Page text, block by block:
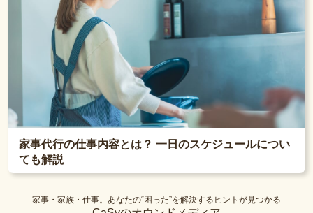
家事代行の仕事内容とは？ 一日のスケジュールについ
ても解説
家事・家族・仕事。あなたの“困った”を解決するヒントが見つかる